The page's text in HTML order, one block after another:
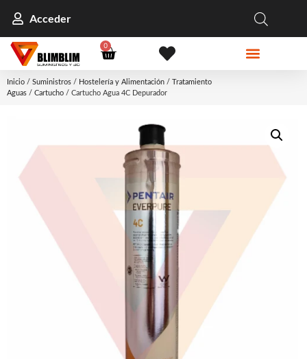
Acceder
0
Inicio / Suministros / Hostelería y Alimentación / Tratamiento
Aguas / Cartucho / Cartucho Agua 4C Depurador